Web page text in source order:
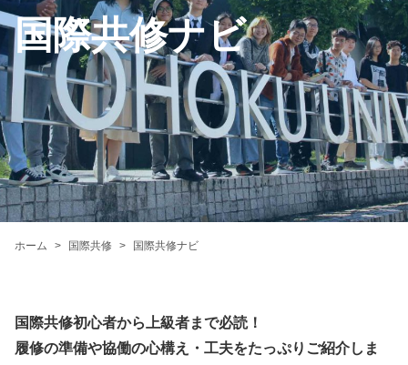
国際共修ナビ
ホーム 国際共修 国際共修ナビ
国際共修初心者から上級者まで必読！
履修の準備や協働の心構え・工夫をたっぷりご紹介しま